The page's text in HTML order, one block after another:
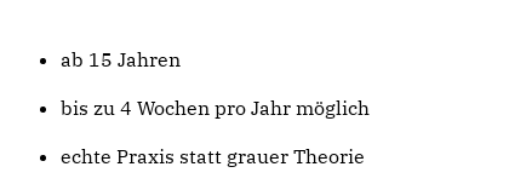
ab 15 Jahren
bis zu 4 Wochen pro Jahr möglich
echte Praxis statt grauer Theorie